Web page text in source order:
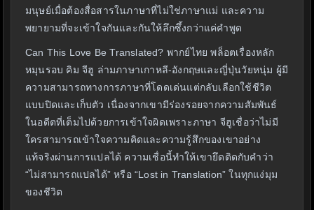
มนุษย์เมื่อต้องสื่อสารในภาษาที่ไม่ใช่ภาษาแม่ และความ
พยายามที่จะเข้าใจกันและกันให้ลึกซึ้งกว่าแค่คำพูด
Can This Love Be Translated? พากย์ไทย พล็อตเรื่องหลัก
หมุนรอบ คิม จีฮู ล่ามภาษาเกาหลี-อังกฤษและญี่ปุ่นวัยหนุ่ม ผู้มี
ความสามารถทางการภาษาที่โดดเด่นแต่กลับเลือกใช้ชีวิต
แบบปิดและเก็บตัว เนื่องจากเขามีร่องรอยจากความสัมพันธ์
ในอดีตที่เต็มไปด้วยการเข้าใจผิดเพราะภาษา จีฮูเชื่อว่าไม่มี
ใครสามารถเข้าใจความคิดและความรู้สึกของเขาอย่าง
แท้จริงผ่านการแปลได้ ความเชื่อนี้ทำให้เขายึดติดกับคำว่า
“ไม่สามารถแปลได้” หรือ “Lost in Translation” ในทุกแง่มุม
ของชีวิต